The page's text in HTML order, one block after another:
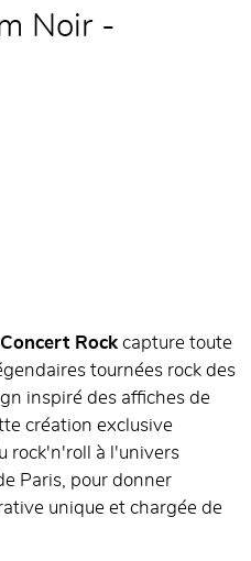
Noir -
Rockcapture toute
tournées rock des
inspiré des affiches de
création exclusive
rock'n'roll à l'univers
Paris, pour donner
unique et chargée de